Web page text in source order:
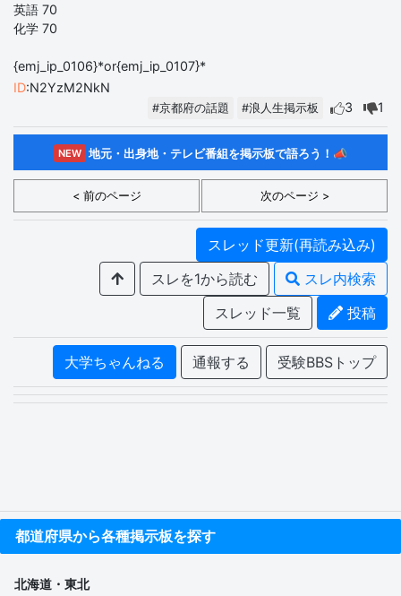
英語 70
化学 70
{emj_ip_0106}*or{emj_ip_0107}*
ID:N2YzM2NkN
#京都府の話題 #浪人生掲示板 3 1
NEW 地元・出身地・テレビ番組を掲示板で語ろう！📣
< 前のページ 次のページ >
スレッド更新(再読み込み)
スレを1から読む
スレ内検索
スレッド一覧
投稿
大学ちゃんねる 通報する 受験BBSトップ
都道府県から各種掲示板を探す
北海道・東北